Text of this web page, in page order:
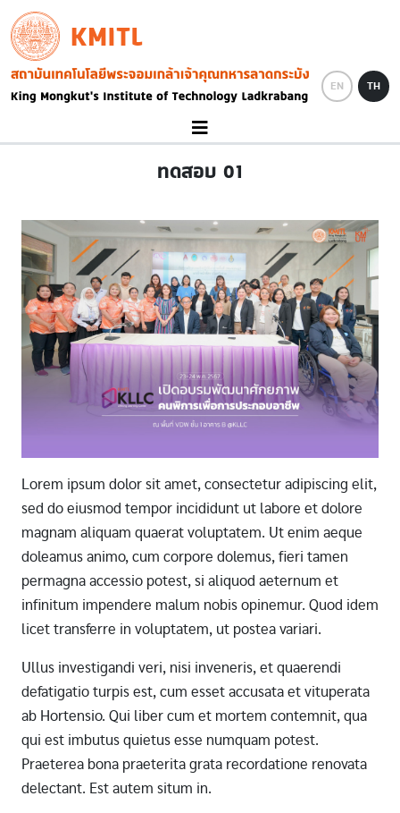
Skip to main content
KMITL
Image
EN TH
ทดสอบ 01
Lorem ipsum dolor sit amet, consectetur adipiscing elit,
sed do eiusmod tempor incididunt ut labore et dolore
magnam aliquam quaerat voluptatem. Ut enim aeque
doleamus animo, cum corpore dolemus, fieri tamen
permagna accessio potest, si aliquod aeternum et
infinitum impendere malum nobis opinemur. Quod idem
licet transferre in voluptatem, ut postea variari.
Ullus investigandi veri, nisi inveneris, et quaerendi
defatigatio turpis est, cum esset accusata et vituperata
ab Hortensio. Qui liber cum et mortem contemnit, qua
qui est imbutus quietus esse numquam potest.
Praeterea bona praeterita grata recordatione renovata
delectant. Est autem situm in.